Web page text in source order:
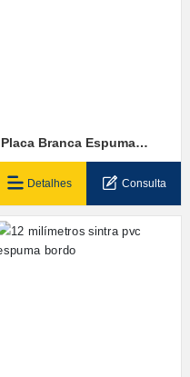
Placa Branca Espuma
Rígida 12mm Pvc
Detalhes Consulta